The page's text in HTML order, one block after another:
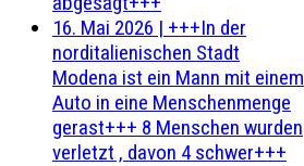
16. Mai 2026 | +++In der
norditalienischen Stadt
Modena ist ein Mann mit einem
Auto in eine Menschenmenge
gerast+++ 8 Menschen wurden
verletzt , davon 4 schwer+++